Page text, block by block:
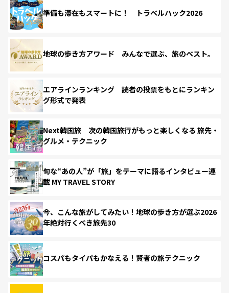
準備も滞在もスマートに！ トラベルハック2026
地球の歩き方アワード みんなで選ぶ、旅のベスト。
エアラインランキング 読者の投票をもとにランキン
グ形式で発表
Next韓国旅 次の韓国旅行がもっと楽しくなる 旅先・
グルメ・テクニック
旬な“あの人”が「旅」をテーマに語るインタビュー連
載 MY TRAVEL STORY
今、こんな旅がしてみたい！地球の歩き方が選ぶ2026
年絶対行くべき旅先30
コスパもタイパもかなえる！賢者の旅テクニック